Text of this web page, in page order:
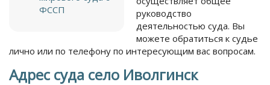
ФССП
руководство
деятельностью суда. Вы
можете обратиться к судье
лично или по телефону по интересующим вас вопросам.
Адрес суда село Иволгинск